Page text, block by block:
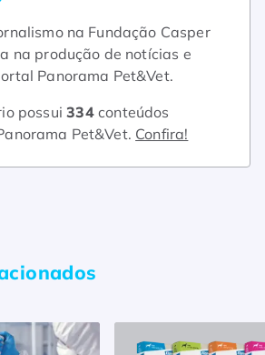
na Fundação Casper
na produção de notícias e
Panorama Pet&Vet.
possui 334conteúdos
Pet&Vet. Confira!